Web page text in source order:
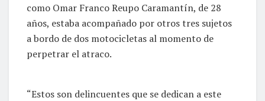
como Omar Franco Reupo Caramantín, de 28
años, estaba acompañado por otros tres sujetos
a bordo de dos motocicletas al momento de
perpetrar el atraco.
“Estos son delincuentes que se dedican a este